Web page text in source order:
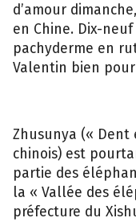
d’amour
en Chine. Dix-
pachyderme en
Valentin bien
Zhusunya (« Dent
chinois) est
partie des
la « Vallée des
préfecture du